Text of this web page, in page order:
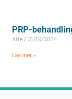
PRP-
Atle 31/12/2024
Läs mer »